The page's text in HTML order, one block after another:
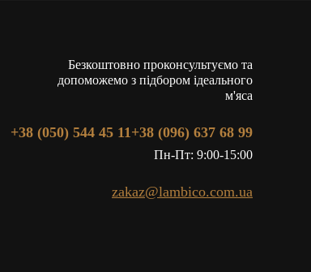
Безкоштовно проконсультуємо та
допоможемо з підбором ідеального
м'яса
+38 (050) 544 45 11+38 (096) 637 68 99
Пн-Пт: 9:00-15:00
zakaz@lambico.com.ua